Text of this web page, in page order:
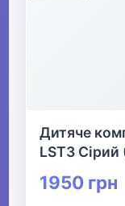
Дитяче
LST3 Сірий
1950 грн